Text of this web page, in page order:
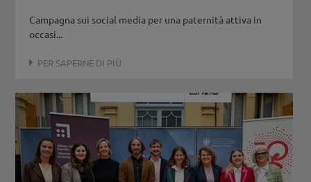
Campagna sui social media per una paternità attiva in
occasi...
PER SAPERNE DI PIÙ